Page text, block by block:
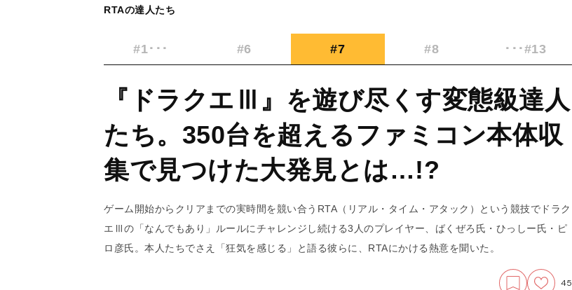
RTAの達人たち
#1･･･ #6 #7 #8 ･･･#13
『ドラクエⅢ』を遊び尽くす変態級達人
たち。350台を超えるファミコン本体収
集で見つけた大発見とは…!?
ゲーム開始からクリアまでの実時間を競い合うRTA（リアル・タイム・アタック）という競技でドラク
エⅢの「なんでもあり」ルールにチャレンジし続ける3人のプレイヤー、ばくぜろ氏・ひっしー氏・ピ
ロ彦氏。本人たちでさえ「狂気を感じる」と語る彼らに、RTAにかける熱意を聞いた。
45